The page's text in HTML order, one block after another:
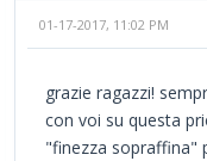
01-17-2017, 11:02 PM
grazie ragazzi!
con voi su questa
"finezza sopraffina"